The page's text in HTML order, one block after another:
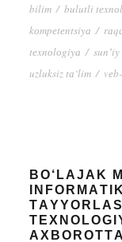
bilim / bulutli
kоmpеtеntsiyа /
tеxnоlоgiyа /
uzluksiz tа‘lim /
BО‘LАJАK